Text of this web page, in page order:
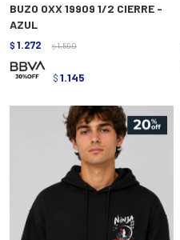
BUZO OXX 19909 1/2 CIERRE -
AZUL
$ 1.272 $ 1.590
$ 1.145